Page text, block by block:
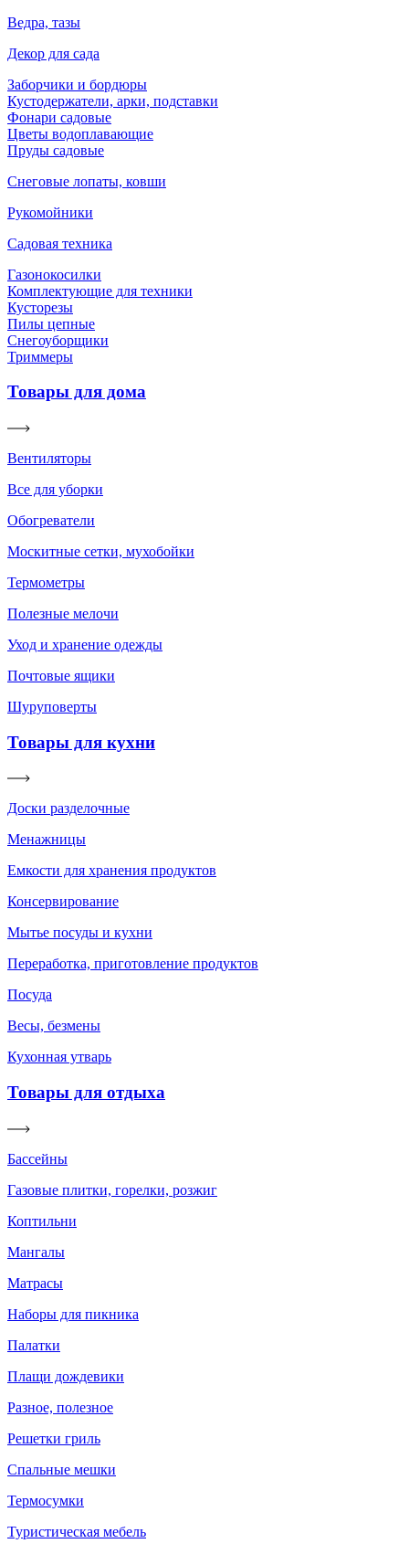
Ведра, тазы
Декор для сада
Заборчики и бордюры
Кустодержатели, арки, подставки
Фонари садовые
Цветы водоплавающие
Пруды садовые
Снеговые лопаты, ковши
Рукомойники
Садовая техника
Газонокосилки
Комплектующие для техники
Кусторезы
Пилы цепные
Снегоуборщики
Триммеры
Товары для дома
Вентиляторы
Все для уборки
Обогреватели
Москитные сетки, мухобойки
Термометры
Полезные мелочи
Уход и хранение одежды
Почтовые ящики
Шуруповерты
Товары для кухни
Доски разделочные
Менажницы
Емкости для хранения продуктов
Консервирование
Мытье посуды и кухни
Переработка, приготовление продуктов
Посуда
Весы, безмены
Кухонная утварь
Товары для отдыха
Бассейны
Газовые плитки, горелки, розжиг
Коптильни
Мангалы
Матрасы
Наборы для пикника
Палатки
Плащи дождевики
Разное, полезное
Решетки гриль
Спальные мешки
Термосумки
Туристическая мебель